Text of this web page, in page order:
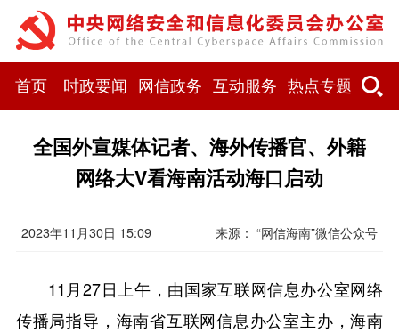
首页 时政要闻 网信政务 互动服务 热点专题
全国外宣媒体记者、海外传播官、外籍
网络大V看海南活动海口启动
2023年11月30日 15:09 来源： “网信海南”微信公众号
11月27日上午，由国家互联网信息办公室网络
传播局指导，海南省互联网信息办公室主办，海南